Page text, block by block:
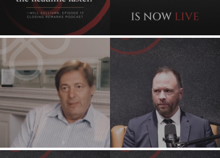
CAPE TOWN
DENVER
DÜSSELDORF
JOHANNESBURG
LOS ANGELES
MANCHESTER
NASHVILLE
OXFORD
STELLENBOSCH
STOCKHOLM
TAMPA